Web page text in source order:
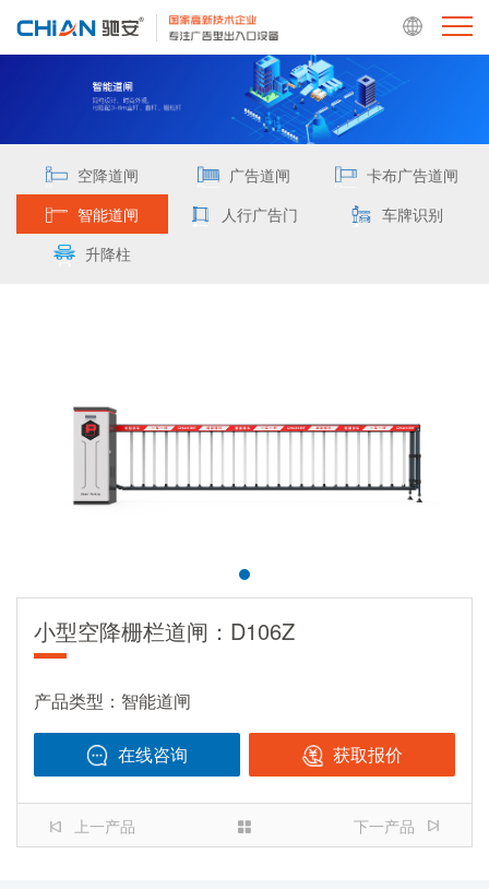
空降道闸 广告道闸
卡布广告道闸
智能道闸
人行广告门
车牌识别
升降柱
小型空降栅栏道闸：D106Z
产品类型：智能道闸
在线咨询 获取报价
138-2370-6330
上一产品 下一产品